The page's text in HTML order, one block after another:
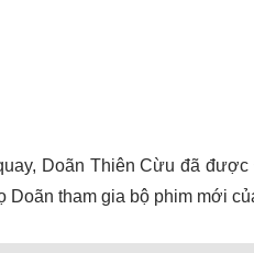
Doãn Thiên Cừu đã
tham gia bộ phim mới